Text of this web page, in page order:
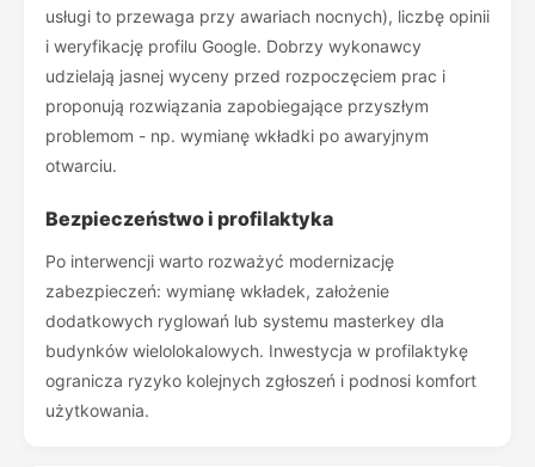
usługi to przewaga przy awariach nocnych), liczbę opinii
i weryfikację profilu Google. Dobrzy wykonawcy
udzielają jasnej wyceny przed rozpoczęciem prac i
proponują rozwiązania zapobiegające przyszłym
problemom - np. wymianę wkładki po awaryjnym
otwarciu.
Bezpieczeństwo i profilaktyka
Po interwencji warto rozważyć modernizację
zabezpieczeń: wymianę wkładek, założenie
dodatkowych ryglowań lub systemu masterkey dla
budynków wielolokalowych. Inwestycja w profilaktykę
ogranicza ryzyko kolejnych zgłoszeń i podnosi komfort
użytkowania.